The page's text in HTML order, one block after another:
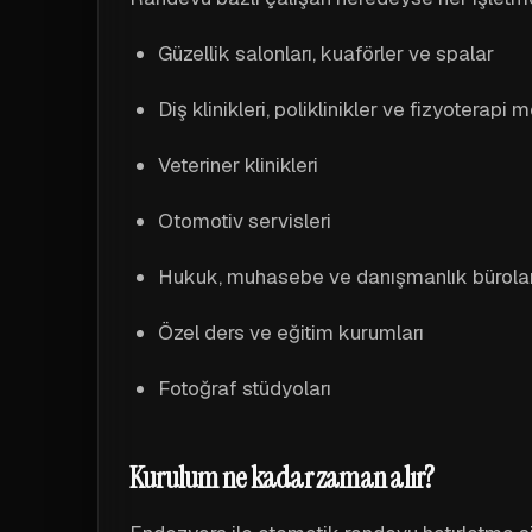
Güzellik salonları, kuaförler ve spalar
Diş klinikleri, poliklinikler ve fizyoterapi
Veteriner klinikleri
Otomotiv servisleri
Hukuk, muhasebe ve danışmanlık
Özel ders ve eğitim kurumları
Fotoğraf stüdyoları
Kurulum ne kadar zaman alır?